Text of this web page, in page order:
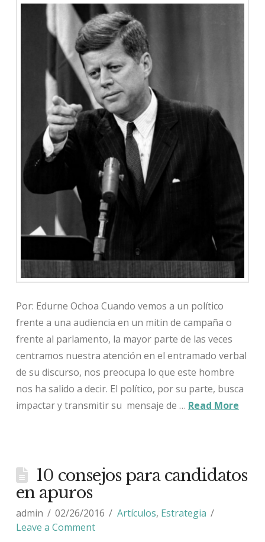
Por: Edurne Ochoa Cuando vemos a un político
frente a una audiencia en un mitin de campaña o
frente al parlamento, la mayor parte de las veces
centramos nuestra atención en el entramado verbal
de su discurso, nos preocupa lo que este hombre
nos ha salido a decir. El político, por su parte, busca
impactar y transmitir su mensaje de … Read More
10 consejos para candidatos
en apuros
admin 02/26/2016 Artículos, Estrategia
Leave a Comment